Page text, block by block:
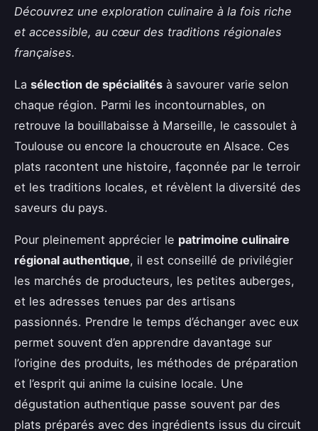
Découvrez une exploration culinaire à la fois riche
et accessible, au cœur des traditions régionales
françaises.
La sélection de spécialités à savourer varie selon
chaque région. Parmi les incontournables, on
retrouve la bouillabaisse à Marseille, le cassoulet à
Toulouse ou encore la choucroute en Alsace. Ces
plats racontent une histoire, façonnée par le terroir
et les traditions locales, et révèlent la diversité des
saveurs du pays.
Pour pleinement apprécier le patrimoine culinaire
régional authentique, il est conseillé de privilégier
les marchés de producteurs, les petites auberges,
et les adresses tenues par des artisans
passionnés. Prendre le temps d’échanger avec eux
permet souvent d’en apprendre davantage sur
l’origine des produits, les méthodes de préparation
et l’esprit qui anime la cuisine locale. Une
dégustation authentique passe souvent par des
plats préparés avec des ingrédients issus du circuit